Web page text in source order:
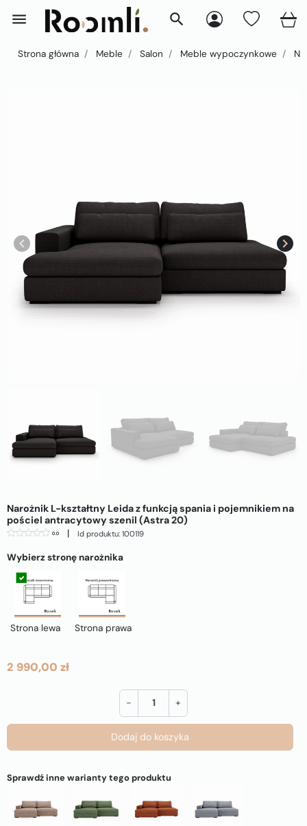
menu search
Strona główna Meble Salon Meble wypoczynkowe
Poprzedni
keyboard_arrow_left keyboard_arrow_right
Narożnik L-kształtny Leida z funkcją spania i pojemnikiem na
pościel antracytowy szenil (Astra 20)
0.0 | Id produktu: 100119
Wybierz stronę narożnika
Strona lewa Strona prawa
2 990,00 zł
- +
Dodaj do koszyka
Sprawdź inne warianty tego produktu